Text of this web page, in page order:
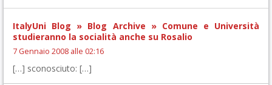
ItalyUni Blog » Blog Archive » Comune e Università
studieranno la socialità anche su Rosalio
7 Gennaio 2008 alle 02:16
[…] sconosciuto: […]